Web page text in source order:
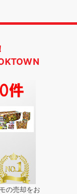
の売却をお